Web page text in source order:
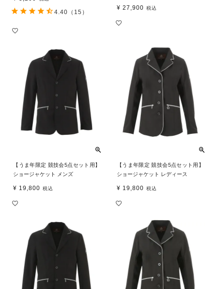
4.40 （15）
¥ 27,900 税込
【うま年限定 競技会5点セット用】
ショージャケット メンズ
¥ 19,800 税込
【うま年限定 競技会5点セット用】
ショージャケット レディース
¥ 19,800 税込